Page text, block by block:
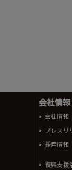
会社情報
会社情報
プレスリ
採用情報
復興支援